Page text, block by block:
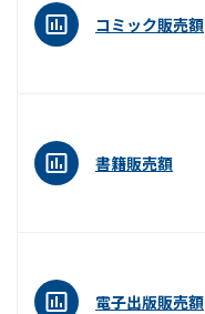
コミック販売額
書籍販売額
電子出版販売額